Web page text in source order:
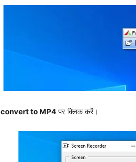
convert to MP4पर क्लिक करें।